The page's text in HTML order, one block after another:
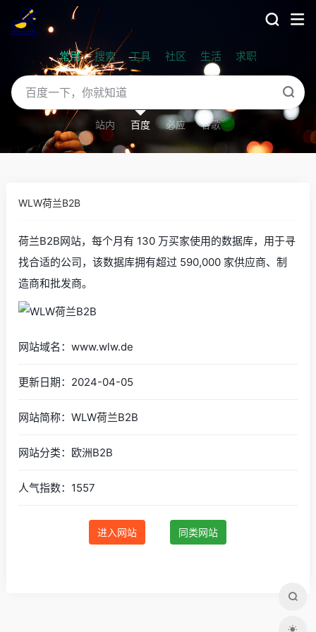
常用 搜索 工具 社区 生活 求职
站内 百度 必应 谷歌
WLW荷兰B2B
荷兰B2B网站，每个月有 130 万买家使用的数据库，用于寻
找合适的公司，该数据库拥有超过 590,000 家供应商、制
造商和批发商。
网站域名：www.wlw.de
更新日期：2024-04-05
网站简称：WLW荷兰B2B
网站分类：欧洲B2B
人气指数：1557
进入网站 同类网站